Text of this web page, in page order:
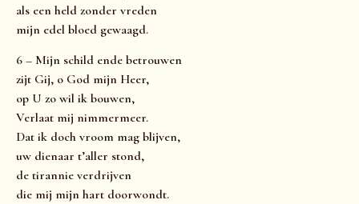
als een held zonder vreden
mijn edel bloed gewaagd.
6 – Mijn schild ende betrouwen
zijt Gij, o God mijn Heer,
op U zo wil ik bouwen,
Verlaat mij nimmermeer.
Dat ik doch vroom mag blijven,
uw dienaar t’aller stond,
de tirannie verdrijven
die mij mijn hart doorwondt.